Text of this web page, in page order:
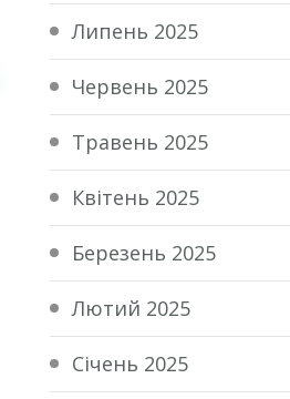
Липень 2025
Червень 2025
Травень 2025
Квітень 2025
Березень 2025
Лютий 2025
Січень 2025